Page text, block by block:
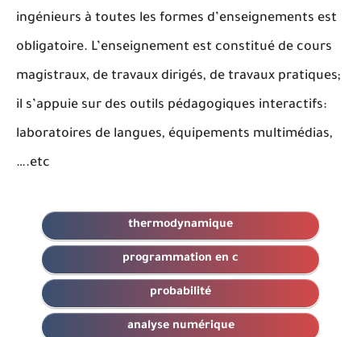
ingénieurs à toutes les formes d’enseignements est
obligatoire. L’enseignement est constitué de cours
magistraux, de travaux dirigés, de travaux pratiques;
il s’appuie sur des outils pédagogiques interactifs:
laboratoires de langues, équipements multimédias,
etc.…
thermodynamique
programmation en c
probabilité
analyse numérique